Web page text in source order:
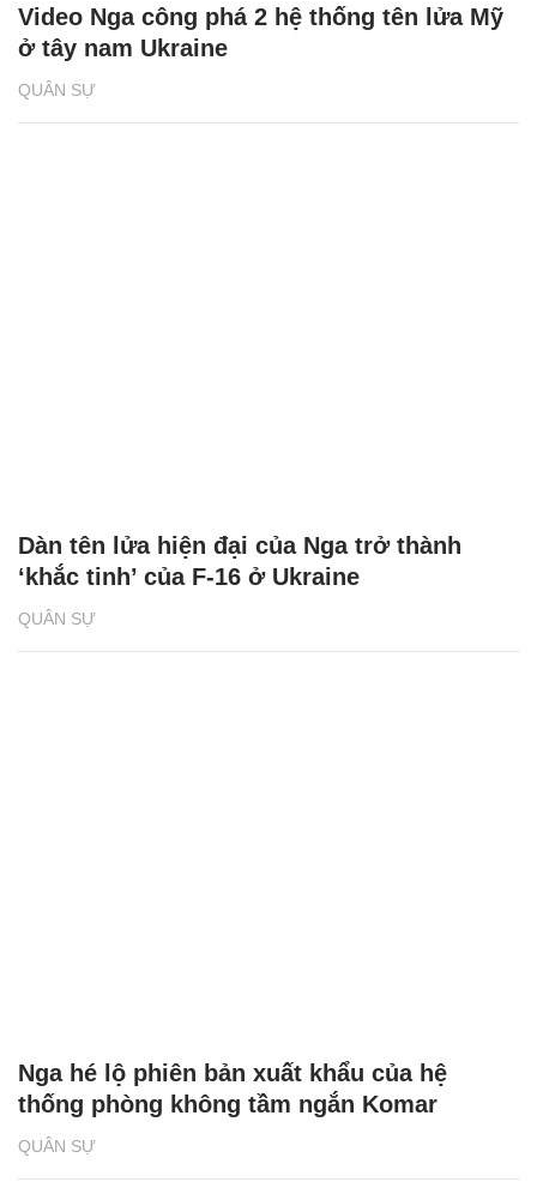
QUÂN SỰ
Video Nga công phá 2 hệ thống tên lửa Mỹ
ở tây nam Ukraine
QUÂN SỰ
Dàn tên lửa hiện đại của Nga trở thành
‘khắc tinh’ của F-16 ở Ukraine
QUÂN SỰ
Nga hé lộ phiên bản xuất khẩu của hệ
thống phòng không tầm ngắn Komar